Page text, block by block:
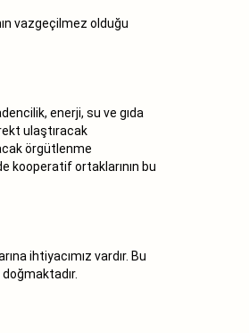
vazgeçilmez olduğu
enerji, su ve gıda
ulaştıracak
örgütlenme
kooperatif ortaklarının bu
ihtiyacımız vardır. Bu